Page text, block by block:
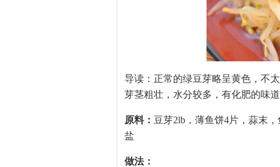
导读：正常的绿豆芽略呈黄色，不
芽茎粗壮，水分较多，有化肥的味
原料： 豆芽2lb，薄鱼饼4片，蒜末
盐
做法：